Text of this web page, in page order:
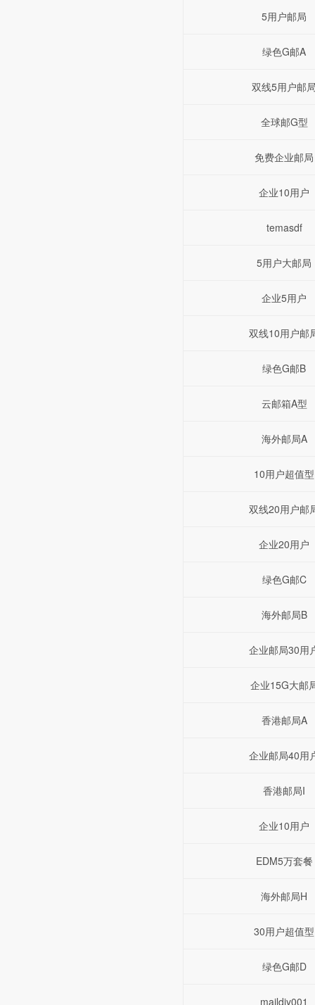
5用户邮局
绿色G邮A
双线5用户邮
全球邮G型
免费企业邮局
企业10用户
temasdf
5用户大邮局
企业5用户
双线10用户邮
绿色G邮B
云邮箱A型
海外邮局A
10用户超值型
双线20用户邮
企业20用户
绿色G邮C
海外邮局B
企业邮局30用
企业15G大邮
香港邮局A
企业邮局40用
香港邮局I
企业10用户
EDM5万套餐
海外邮局H
30用户超值型
绿色G邮D
maildiy001